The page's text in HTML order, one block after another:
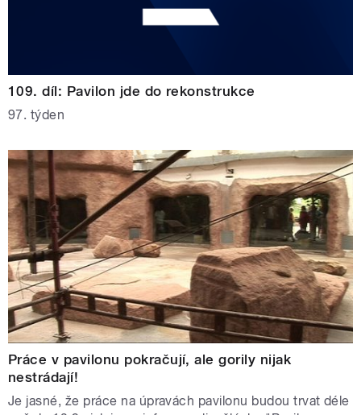
109. díl: Pavilon jde do rekonstrukce
97. týden
Práce v pavilonu pokračují, ale gorily nijak
nestrádají!
Je jasné, že práce na úpravách pavilonu budou trvat déle